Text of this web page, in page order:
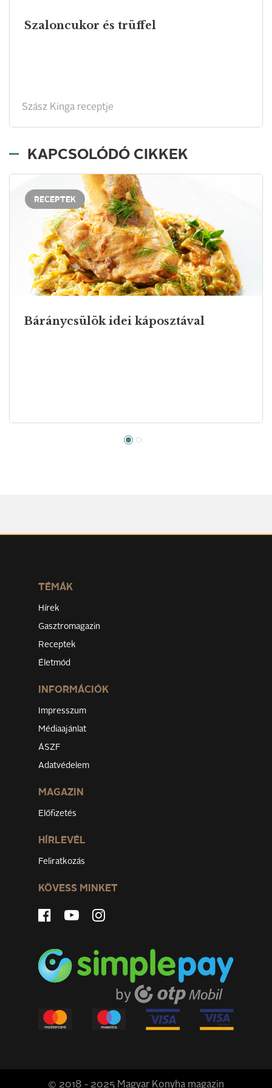
Szaloncukor és trüffel
Szász Kinga receptje
KAPCSOLÓDÓ CIKKEK
RECEPTEK
Báránycsülök idei káposztával
TÉMÁK
Hírek
Gasztromagazin
Receptek
Életmód
INFORMÁCIÓK
Impresszum
Médiaajánlat
ÁSZF
Adatvédelem
MAGAZIN
Előfizetés
HÍRLEVÉL
Feliratkozás
KÖVESS MINKET
© 2018 - 2025 Magyar Konyha magazin